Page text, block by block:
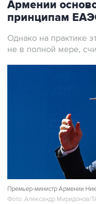
Армении
принципам
Однако на практике
не в полной мере,
Премьер-министр Армении
Фото: Александр Миридонов/